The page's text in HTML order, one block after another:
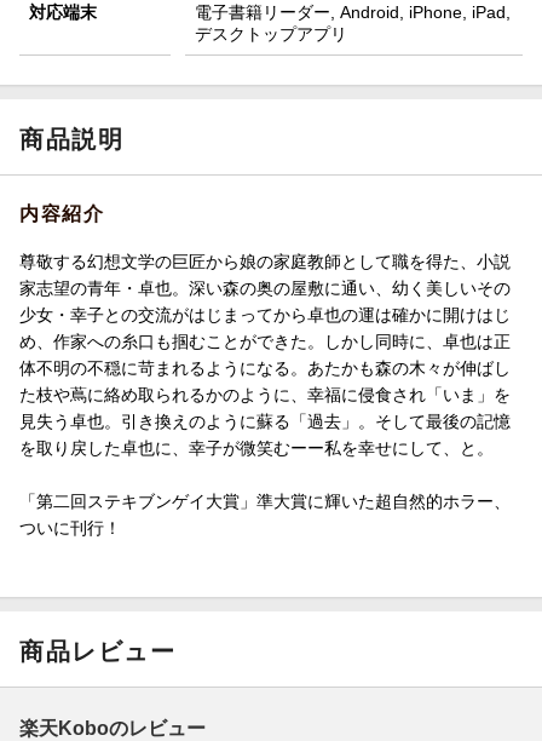
対応端末
電子書籍リーダー, Android, iPhone, iPad,
デスクトップアプリ
商品説明
内容紹介
尊敬する幻想文学の巨匠から娘の家庭教師として職を得た、小説
家志望の青年・卓也。深い森の奥の屋敷に通い、幼く美しいその
少女・幸子との交流がはじまってから卓也の運は確かに開けはじ
め、作家への糸口も掴むことができた。しかし同時に、卓也は正
体不明の不穏に苛まれるようになる。あたかも森の木々が伸ばし
た枝や蔦に絡め取られるかのように、幸福に侵食され「いま」を
見失う卓也。引き換えのように蘇る「過去」。そして最後の記憶
を取り戻した卓也に、幸子が微笑むーー私を幸せにして、と。
「第二回ステキブンゲイ大賞」準大賞に輝いた超自然的ホラー、
ついに刊行！
商品レビュー
楽天Koboのレビュー